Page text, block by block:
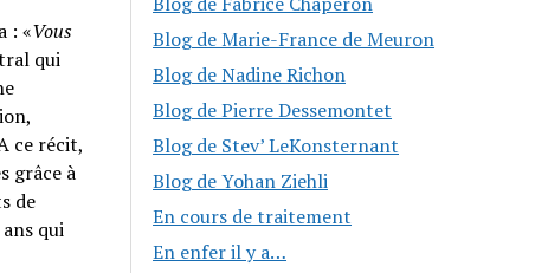
: «Vous
qui
ce récit,
grâce à
de
qui
Blog de Marie-France de Meuron
Blog de Nadine Richon
Blog de Pierre Dessemontet
Blog de Stev’ LeKonsternant
Blog de Yohan Ziehli
En cours de traitement
En enfer il y a…